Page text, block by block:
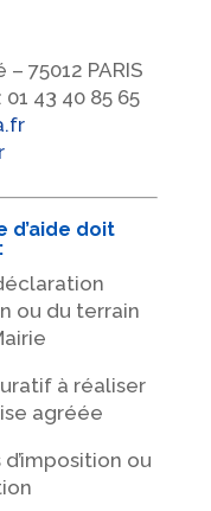
75012 PARIS
43 40 85 65
d’aide doit
ou du terrain
à réaliser
agréée
ou